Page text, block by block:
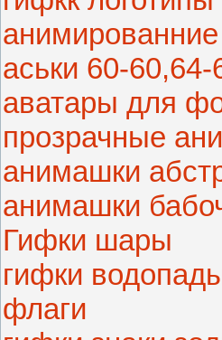
аськи 60-60,64-
аватары для
прозрачные
анимашки
анимашки
Гифки шары
гифки
флаги